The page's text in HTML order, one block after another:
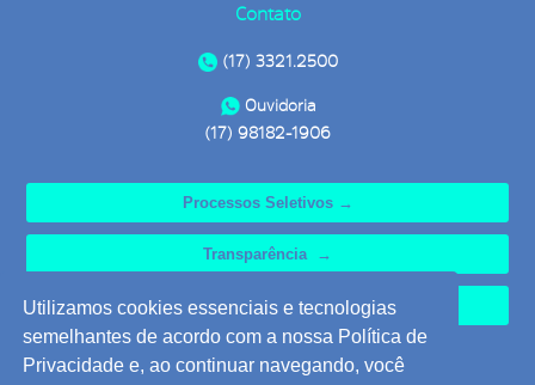
Contato
(17) 3321.2500
Ouvidoria
(17) 98182-1906
Processos Seletivos →
Transparência →
Ouvidoria →
Utilizamos cookies essenciais e tecnologias
semelhantes de acordo com a nossa Política de
Privacidade e, ao continuar navegando, você